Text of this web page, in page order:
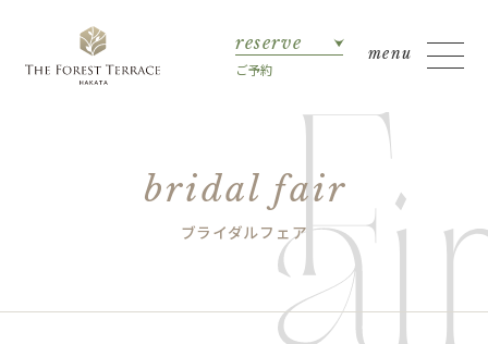
reserve
ご予約
bridal fair
ブライダルフェア